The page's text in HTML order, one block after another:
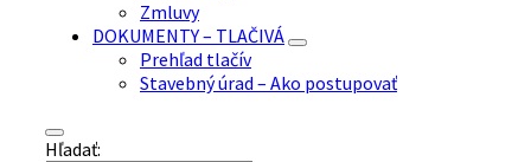
Zmluvy
DOKUMENTY – TLAČIVÁ
Prehľad tlačív
Stavebný úrad – Ako postupovať
Hľadať: